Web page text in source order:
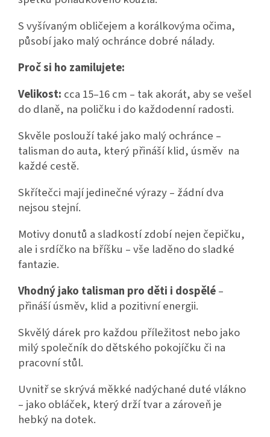
S vyšívaným obličejem a korálkovýma očima,
působí jako malý ochránce dobré nálady.
Proč si ho zamilujete:
Velikost: cca 15–16 cm – tak akorát, aby se vešel
do dlaně, na poličku i do každodenní radosti.
Skvěle poslouží také jako malý ochránce –
talisman do auta, který přináší klid, úsměv na
každé cestě.
Skřítečci mají jedinečné výrazy – žádní dva
nejsou stejní.
Motivy donutů a sladkostí zdobí nejen čepičku,
ale i srdíčko na bříšku – vše laděno do sladké
fantazie.
Vhodný jako talisman pro děti i dospělé–
přináší úsměv, klid a pozitivní energii.
Skvělý dárek pro každou příležitost nebo jako
milý společník do dětského pokojíčku či na
pracovní stůl.
Uvnitř se skrývá měkké nadýchané duté vlákno
– jako obláček, který drží tvar a zároveň je
hebký na dotek.